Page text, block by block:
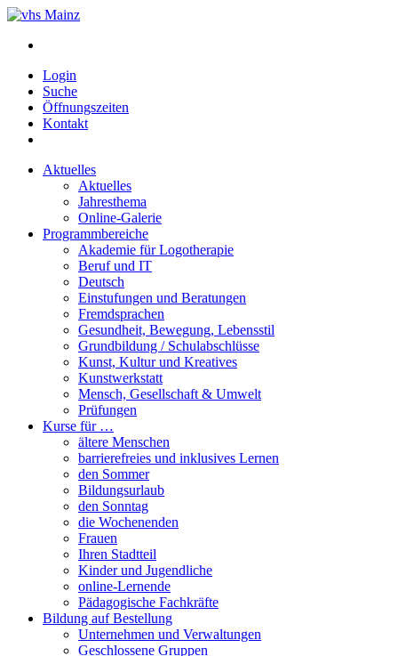
Login
Suche
Öffnungszeiten
Kontakt
Aktuelles
Aktuelles
Jahresthema
Online-Galerie
Programmbereiche
Akademie für Logotherapie
Beruf und IT
Deutsch
Einstufungen und Beratungen
Fremdsprachen
Gesundheit, Bewegung, Lebensstil
Grundbildung / Schulabschlüsse
Kunst, Kultur und Kreatives
Kunstwerkstatt
Mensch, Gesellschaft & Umwelt
Prüfungen
Kurse für …
ältere Menschen
barrierefreies und inklusives Lernen
den Sommer
Bildungsurlaub
den Sonntag
die Wochenenden
Frauen
Ihren Stadtteil
Kinder und Jugendliche
online-Lernende
Pädagogische Fachkräfte
Bildung auf Bestellung
Unternehmen und Verwaltungen
Geschlossene Gruppen